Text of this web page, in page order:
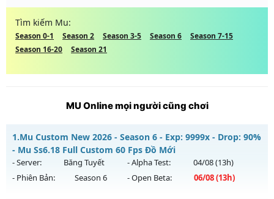
Tìm kiếm Mu:
Season 0-1 Season 2 Season 3-5 Season 6
Season 7-15
Season 16-20
Season 21
MU Online mọi người cũng chơi
1.Mu Custom New 2026 - Season 6 - Exp: 9999x - Drop: 90%
- Mu Ss6.18 Full Custom 60 Fps Đồ Mới
- Server: Băng Tuyết - Alpha Test: 04/08(13h)
- Phiên Bản:
Season 6 - Open Beta: 06/08(13h)